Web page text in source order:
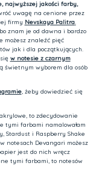
najwyższej jakości farby,
uwagę na cenione przez
firmy Nevskaya Palitra.
znam je od dawna i bardzo
możesz znaleźć pięć
jak i dla początkujących.
w notesie z czarnym
świetnym wyborem dla osób
, żeby dowiedzieć się
to zdecydowanie
tymi farbami namalowałam
Stardust i Raspberry Shake
notesach Devangari możesz
jest do nich wręcz
tymi farbami, to notesów